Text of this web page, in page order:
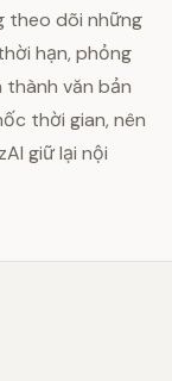
theo dõi những
hạn, phỏng
thành văn bản
thời gian, nên
giữ lại nội